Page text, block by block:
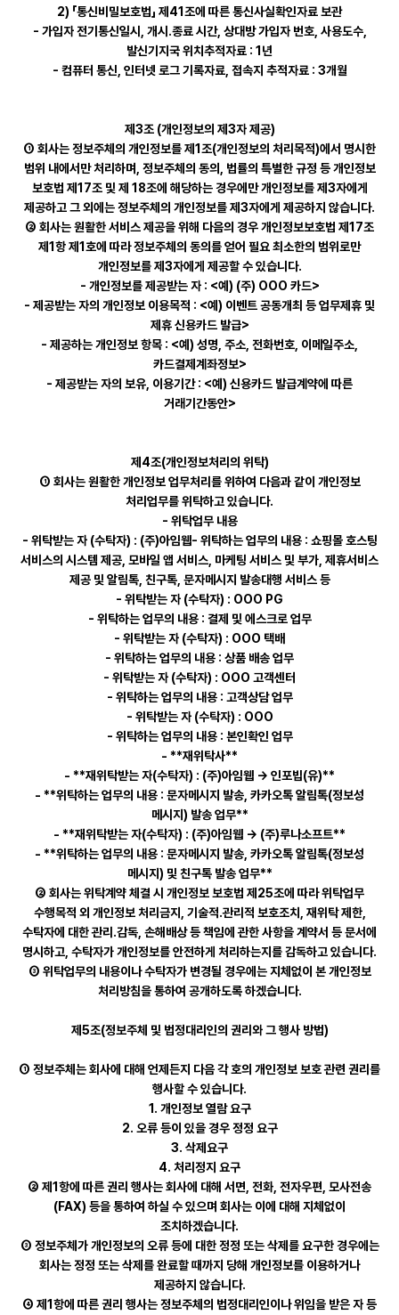
2) 「통신비밀보호법」 제41조에 따른 통신사실확인자료 보관
- 가입자 전기통신일시, 개시․종료 시간, 상대방 가입자 번호, 사용도수,
발신기지국 위치추적자료 : 1년
- 컴퓨터 통신, 인터넷 로그 기록자료, 접속지 추적자료 : 3개월
제3조 (개인정보의 제3자 제공)
① 회사는 정보주체의 개인정보를 제1조(개인정보의 처리목적)에서 명시한
범위 내에서만 처리하며, 정보주체의 동의, 법률의 특별한 규정 등 개인정보
보호법 제17조 및 제 18조에 해당하는 경우에만 개인정보를 제3자에게
제공하고 그 외에는 정보주체의 개인정보를 제3자에게 제공하지 않습니다.
② 회사는 원활한 서비스 제공을 위해 다음의 경우 개인정보보호법 제17조
제1항 제1호에 따라 정보주체의 동의를 얻어 필요 최소한의 범위로만
개인정보를 제3자에게 제공할 수 있습니다.
- 개인정보를 제공받는 자 : <예) (주) OOO 카드>
- 제공받는 자의 개인정보 이용목적 : <예) 이벤트 공동개최 등 업무제휴 및
제휴 신용카드 발급>
- 제공하는 개인정보 항목 : <예) 성명, 주소, 전화번호, 이메일주소,
카드결제계좌정보>
- 제공받는 자의 보유, 이용기간 : <예) 신용카드 발급계약에 따른
거래기간동안>
제4조(개인정보처리의 위탁)
① 회사는 원활한 개인정보 업무처리를 위하여 다음과 같이 개인정보
처리업무를 위탁하고 있습니다.
- 위탁업무 내용
- 위탁받는 자 (수탁자) : (주)아임웹- 위탁하는 업무의 내용 : 쇼핑몰 호스팅
서비스의 시스템 제공, 모바일 앱 서비스, 마케팅 서비스 및 부가, 제휴서비스
제공 및 알림톡, 친구톡, 문자메시지 발송대행 서비스 등
- 위탁받는 자 (수탁자) : OOO PG
- 위탁하는 업무의 내용 : 결제 및 에스크로 업무
- 위탁받는 자 (수탁자) : OOO 택배
- 위탁하는 업무의 내용 : 상품 배송 업무
- 위탁받는 자 (수탁자) : OOO 고객센터
- 위탁하는 업무의 내용 : 고객상담 업무
- 위탁받는 자 (수탁자) : OOO
- 위탁하는 업무의 내용 : 본인확인 업무
- **재위탁사**
- **재위탁받는 자(수탁자) : (주)아임웹 → 인포빕(유)**
- **위탁하는 업무의 내용 : 문자메시지 발송, 카카오톡 알림톡(정보성
메시지) 발송 업무**
- **재위탁받는 자(수탁자) : (주)아임웹 → (주)루나소프트**
- **위탁하는 업무의 내용 : 문자메시지 발송, 카카오톡 알림톡(정보성
메시지) 및 친구톡 발송 업무**
② 회사는 위탁계약 체결 시 개인정보 보호법 제25조에 따라 위탁업무
수행목적 외 개인정보 처리금지, 기술적․관리적 보호조치, 재위탁 제한,
수탁자에 대한 관리․감독, 손해배상 등 책임에 관한 사항을 계약서 등 문서에
명시하고, 수탁자가 개인정보를 안전하게 처리하는지를 감독하고 있습니다.
③ 위탁업무의 내용이나 수탁자가 변경될 경우에는 지체없이 본 개인정보
처리방침을 통하여 공개하도록 하겠습니다.
제5조(정보주체 및 법정대리인의 권리와 그 행사 방법)
① 정보주체는 회사에 대해 언제든지 다음 각 호의 개인정보 보호 관련 권리를
행사할 수 있습니다.
1. 개인정보 열람 요구
2. 오류 등이 있을 경우 정정 요구
3. 삭제요구
4. 처리정지 요구
② 제1항에 따른 권리 행사는 회사에 대해 서면, 전화, 전자우편, 모사전송
(FAX) 등을 통하여 하실 수 있으며 회사는 이에 대해 지체없이
조치하겠습니다.
③ 정보주체가 개인정보의 오류 등에 대한 정정 또는 삭제를 요구한 경우에는
회사는 정정 또는 삭제를 완료할 때까지 당해 개인정보를 이용하거나
제공하지 않습니다.
④ 제1항에 따른 권리 행사는 정보주체의 법정대리인이나 위임을 받은 자 등